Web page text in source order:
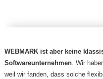
WEBMARK ist aber keine
Softwareunternehmen. Wir
weil wir fanden, dass solche